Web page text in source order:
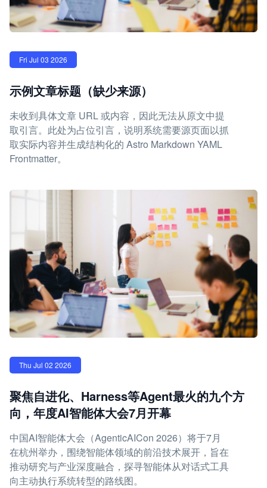
Fri Jul 03 2026
示例文章标题（缺少来源）
未收到具体文章 URL 或内容，因此无法从原文中提
取引言。此处为占位引言，说明系统需要源页面以抓
取实际内容并生成结构化的 Astro Markdown YAML
Frontmatter。
Thu Jul 02 2026
聚焦自进化、Harness等Agent最火的九个方
向，年度AI智能体大会7月开幕
中国AI智能体大会（AgenticAICon 2026）将于7月
在杭州举办，围绕智能体领域的前沿技术展开，旨在
推动研究与产业深度融合，探寻智能体从对话式工具
向主动执行系统转型的路线图。